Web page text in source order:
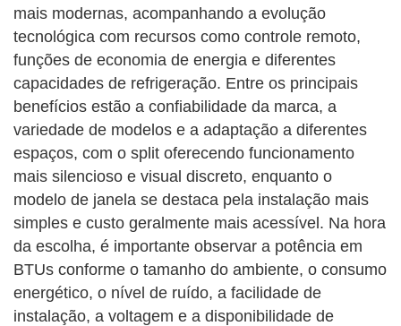
mais modernas, acompanhando a evolução
tecnológica com recursos como controle remoto,
funções de economia de energia e diferentes
capacidades de refrigeração. Entre os principais
benefícios estão a confiabilidade da marca, a
variedade de modelos e a adaptação a diferentes
espaços, com o split oferecendo funcionamento
mais silencioso e visual discreto, enquanto o
modelo de janela se destaca pela instalação mais
simples e custo geralmente mais acessível. Na hora
da escolha, é importante observar a potência em
BTUs conforme o tamanho do ambiente, o consumo
energético, o nível de ruído, a facilidade de
instalação, a voltagem e a disponibilidade de